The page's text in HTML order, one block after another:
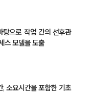
탕으로 작업 간의 선후관
스 모델을 도출
, 소요시간을 포함한 기초